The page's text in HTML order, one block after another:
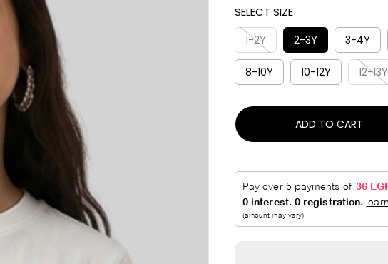
I
C
E
R
I
C
SELECT SIZE
1-2Y 2-3Y 3-4Y
8-10Y 10-12Y 12-13Y
ADD TO CART